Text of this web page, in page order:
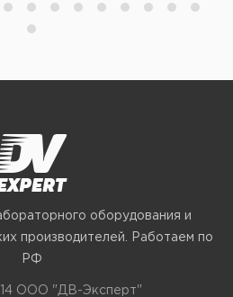
оборудования и
производителей. Работаем по
РФ
ООО "ДВ-Эксперт"